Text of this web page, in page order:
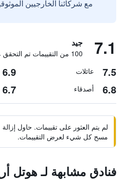
مع شركائنا الخارجيين
7.1 جيد
100 من التقييمات تم التحقق منها
7.5 عائلات 6.9
6.8 أصدقاء 6.7
لم يتم العثور على تقييمات. حاول
مسح كل شيء لعرض التقييمات.
فنادق مشابهة لـ هوتل